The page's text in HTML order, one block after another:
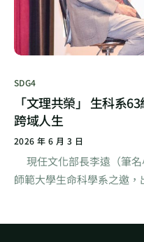
SDG4
「文理共榮」 生科系
跨域人生
2026 年 6 月 3 日
現任文化部長李遠（筆名
師範大學生命科學系之邀